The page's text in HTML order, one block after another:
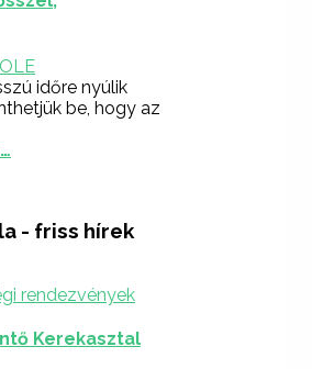
időre nyúlik
be, hogy az
- friss hírek
rendezvények
Kerekasztal